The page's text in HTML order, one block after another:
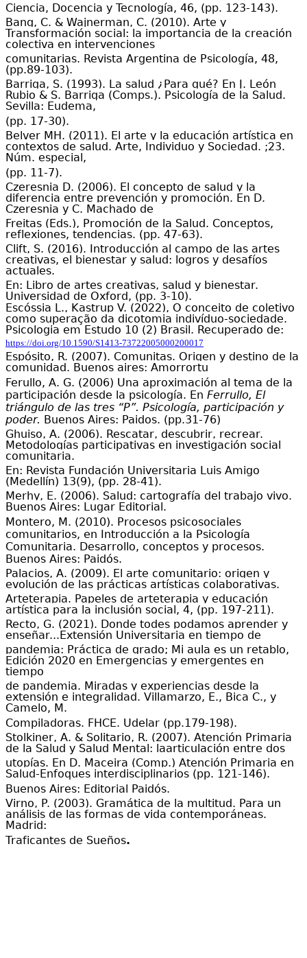
Ciencia, Docencia y Tecnología, 46, (pp. 123-143).
Bang, C. & Wajnerman, C. (2010). Arte y
Transformación social: la importancia de la creación
colectiva en intervenciones
comunitarias. Revista Argentina de Psicología, 48,
(pp.89-103).
Barriga, S. (1993). La salud ¿Para qué? En J. León
Rubio & S. Barriga (Comps.). Psicología de la Salud.
Sevilla: Eudema,
(pp. 17-30).
Belver MH. (2011). El arte y la educación artística en
contextos de salud. Arte, Individuo y Sociedad. ;23.
Núm. especial,
(pp. 11-7).
Czeresnia D. (2006). El concepto de salud y la
diferencia entre prevención y promoción. En D.
Czeresnia y C. Machado de
Freitas (Eds.), Promoción de la Salud. Conceptos,
reflexiones, tendencias. (pp. 47-63).
Clift, S. (2016). Introducción al campo de las artes
creativas, el bienestar y salud: logros y desafíos
actuales.
En: Libro de artes creativas, salud y bienestar.
Universidad de Oxford, (pp. 3-10).
Escóssia L., Kastrup V. (2022), O conceito de coletivo
como superação da dicotomia indivíduo-sociedade.
Psicologia em Estudo 10 (2) Brasil. Recuperado de:
https://doi.org/10.1590/S1413-73722005000200017
Espósito, R. (2007). Comunitas. Origen y destino de la
comunidad. Buenos aires: Amorrortu
Ferullo, A. G. (2006) Una aproximación al tema de la
participación desde la psicología. En Ferrullo, El
triángulo de las tres “P”. Psicología, participación y
poder. Buenos Aires: Paidos. (pp.31-76)
Ghuiso, A. (2006). Rescatar, descubrir, recrear.
Metodologías participativas en investigación social
comunitaria.
En: Revista Fundación Universitaria Luis Amigo
(Medellín) 13(9), (pp. 28-41).
Merhy, E. (2006). Salud: cartografía del trabajo vivo.
Buenos Aires: Lugar Editorial.
Montero, M. (2010). Procesos psicosociales
comunitarios, en Introducción a la Psicología
Comunitaria. Desarrollo, conceptos y procesos.
Buenos Aires: Paidós.
Palacios, A. (2009). El arte comunitario: origen y
evolución de las prácticas artísticas colaborativas.
Arteterapia. Papeles de arteterapia y educación
artística para la inclusión social, 4, (pp. 197-211).
Recto, G. (2021). Donde todes podamos aprender y
enseñar...Extensión Universitaria en tiempo de
pandemia: Práctica de grado; Mi aula es un retablo,
Edición 2020 en Emergencias y emergentes en
tiempo
de pandemia. Miradas y experiencias desde la
extensión e integralidad. Villamarzo, E., Bica C., y
Camelo, M.
Compiladoras. FHCE. Udelar (pp.179-198).
Stolkiner, A. & Solitario, R. (2007). Atención Primaria
de la Salud y Salud Mental: laarticulación entre dos
utopías. En D. Maceira (Comp.) Atención Primaria en
Salud-Enfoques interdisciplinarios (pp. 121-146).
Buenos Aires: Editorial Paidós.
Virno, P. (2003). Gramática de la multitud. Para un
análisis de las formas de vida contemporáneas.
Madrid:
Traficantes de Sueños.